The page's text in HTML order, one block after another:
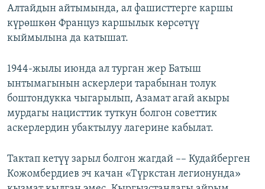
Алтайдын айтымында, ал фашисттерге каршы
күрөшкөн Француз каршылык көрсөтүү
кыймылына да катышат.
1944-жылы июнда ал турган жер Батыш
ынтымагынын аскерлери тарабынан толук
боштондукка чыгарылып, Азамат агай акыры
мурдагы нацисттик туткун болгон советтик
аскерлердин убактылуу лагерине кабылат.
Тактап кетүү зарыл болгон жагдай –– Кудайберген
Кожомбердиев эч качан «Түркстан легионунда»